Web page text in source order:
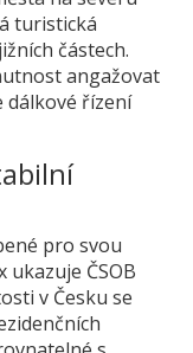
turistická
částech.
angažovat
dálkové řízení
pro svou
ČSOB
v Česku se